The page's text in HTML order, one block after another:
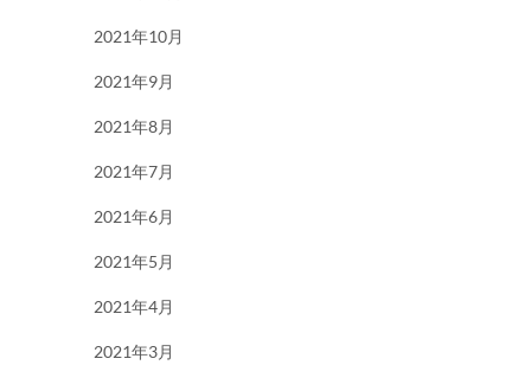
2021年10月
2021年9月
2021年8月
2021年7月
2021年6月
2021年5月
2021年4月
2021年3月